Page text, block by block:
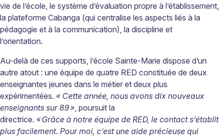
vie de l’école, le système d’évaluation propre à l’établissement,
la plateforme Cabanga (qui centralise les aspects liés à la
pédagogie et à la communication), la discipline et
l’orientation.
Au-delà de ces supports, l’école Sainte-Marie dispose d’un
autre atout : une équipe de quatre RED constituée de deux
enseignantes jeunes dans le métier et deux plus
expérimentées. « Cette année, nous avons dix nouveaux
enseignants sur 89», poursuit la
directrice. «Grâce à notre équipe de RED, le contact s’établit
plus facilement. Pour moi, c’est une aide précieuse qui